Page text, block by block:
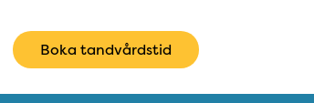
Boka tandvårdstid